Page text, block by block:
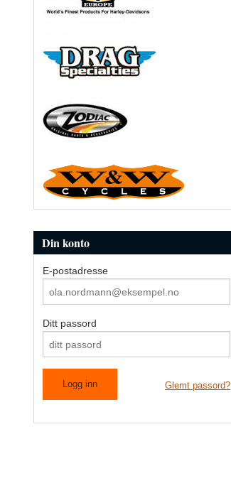
Din konto
E-postadresse
Ditt passord
Glemt passord?